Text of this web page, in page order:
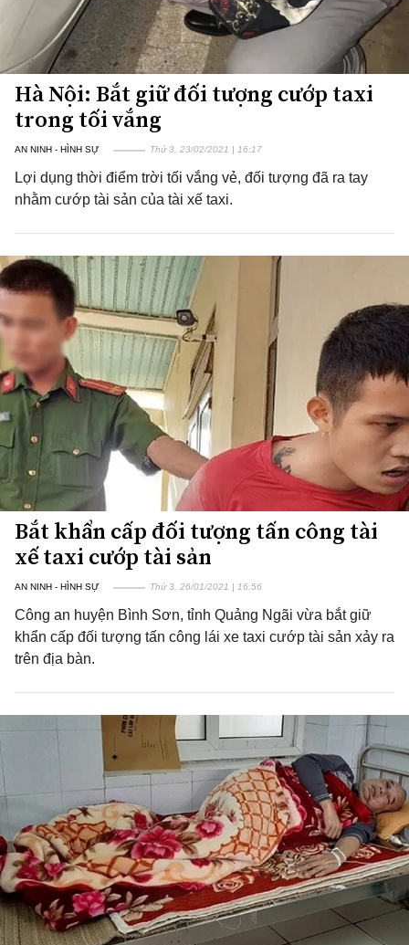
Hà Nội: Bắt giữ đối tượng cướp taxi
trong tối vắng
AN NINH - HÌNH SỰ Thứ 3, 23/02/2021 | 16:17
Lợi dụng thời điểm trời tối vắng vẻ, đối tượng đã ra tay
nhằm cướp tài sản của tài xế taxi.
Bắt khẩn cấp đối tượng tấn công tài
xế taxi cướp tài sản
AN NINH - HÌNH SỰ Thứ 3, 26/01/2021 | 16:56
Công an huyện Bình Sơn, tỉnh Quảng Ngãi vừa bắt giữ
khẩn cấp đối tượng tấn công lái xe taxi cướp tài sản xảy ra
trên địa bàn.